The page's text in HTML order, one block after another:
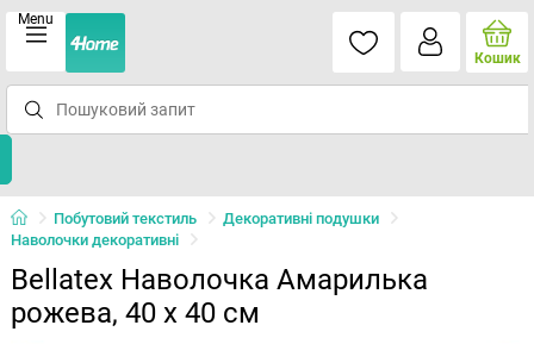
Menu
Кошик
Побутовий текстиль
Декоративні подушки
Наволочки декоративні
Bellatex Наволочка Амарилька
рожева, 40 x 40 см